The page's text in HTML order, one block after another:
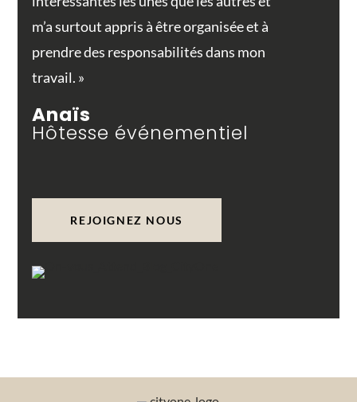
m’a surtout appris à être organisée et à
prendre des responsabilités dans mon
travail. »
Anaïs
Hôtesse événementiel
REJOIGNEZ NOUS